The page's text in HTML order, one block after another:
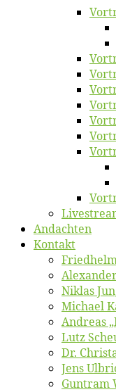
An­dach­ten
Kon­takt
Ni­klas
Mi­cha­el
An­dre­as
Lutz
Dr.
Jens
Gun­tram